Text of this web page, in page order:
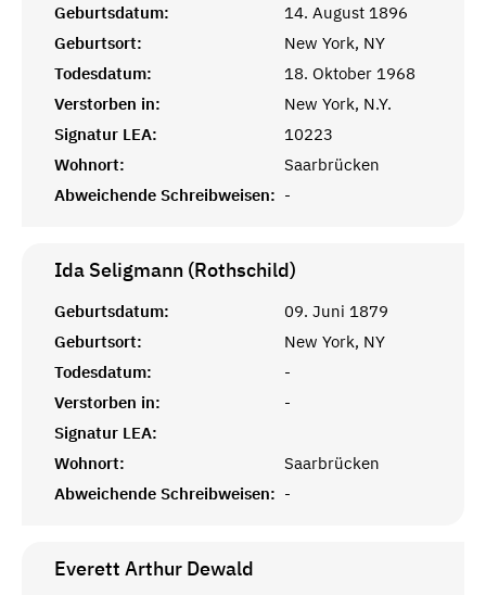
Geburtsdatum:
14. August 1896
Geburtsort:
New York, NY
Todesdatum:
18. Oktober 1968
Verstorben in:
New York, N.Y.
Signatur LEA:
10223
Wohnort:
Saarbrücken
Abweichende Schreibweisen: -
Ida Seligmann (Rothschild)
Geburtsdatum:
09. Juni 1879
Geburtsort:
New York, NY
Todesdatum:
-
Verstorben in:
-
Signatur LEA:
Wohnort:
Saarbrücken
Abweichende Schreibweisen: -
Everett Arthur Dewald